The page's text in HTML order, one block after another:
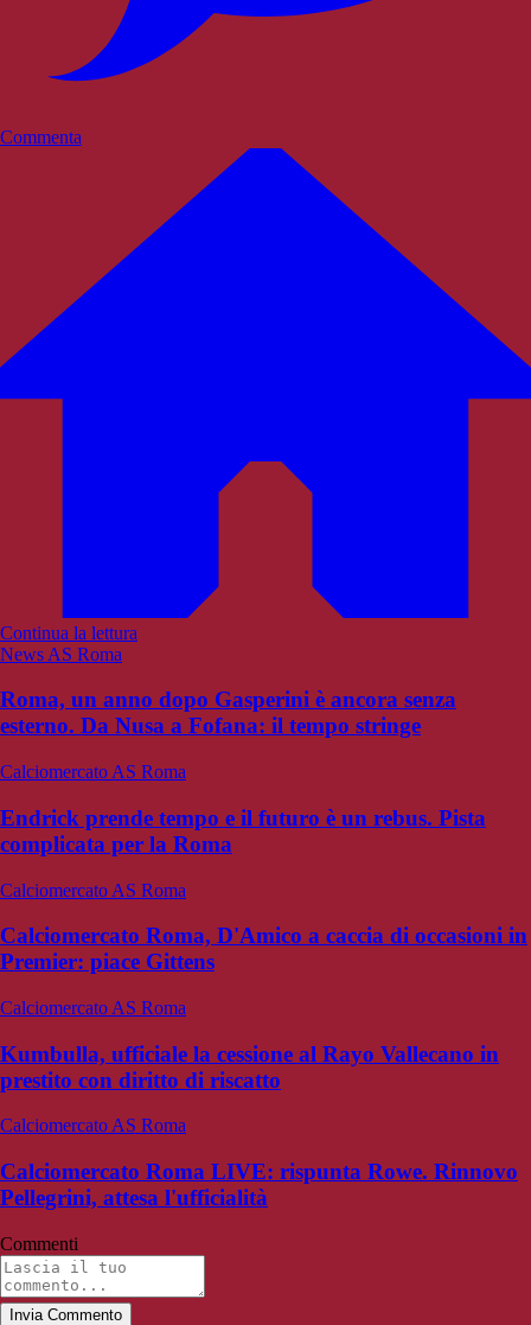
Commenta
Continua la lettura
News AS Roma
Roma, un anno dopo Gasperini è ancora senza
esterno. Da Nusa a Fofana: il tempo stringe
Calciomercato AS Roma
Endrick prende tempo e il futuro è un rebus. Pista
complicata per la Roma
Calciomercato AS Roma
Calciomercato Roma, D'Amico a caccia di occasioni in
Premier: piace Gittens
Calciomercato AS Roma
Kumbulla, ufficiale la cessione al Rayo Vallecano in
prestito con diritto di riscatto
Calciomercato AS Roma
Calciomercato Roma LIVE: rispunta Rowe. Rinnovo
Pellegrini, attesa l'ufficialità
Commenti
Invia Commento